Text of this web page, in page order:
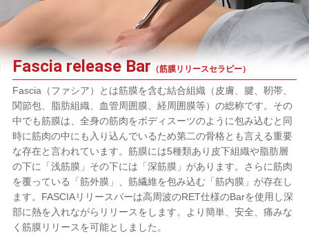
Fascia release Bar （筋膜リリースセラピー）
Fascia（ファシア）とは筋膜を含む結合組織（皮膚、腱、靭帯、
関節包、脂肪組織、血管周囲膜、経周囲膜等）の総称です。その
中でも筋膜は、全身の筋肉をボディスーツのように包み込むと同
時に筋肉の中にも入り込んでいるため第二の骨格とも言える重要
な存在と言われています。筋膜には5種類あり皮下組織や脂肪層
の下に「浅筋膜」その下には「深筋膜」があります。さらに筋肉
を覆っている「筋外膜」、筋繊維を包み込む「筋内膜」が存在し
ます。FASCIAリリースバーは高周波のRET仕様のBarを使用し深
部に熱を入れながらリリースをします。より簡単、安全、痛みな
く筋膜リリースを可能としました。